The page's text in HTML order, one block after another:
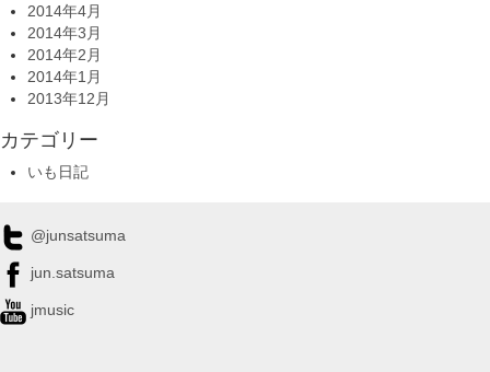
2014年4月
2014年3月
2014年2月
2014年1月
2013年12月
カテゴリー
いも日記
@junsatsuma
jun.satsuma
jmusic